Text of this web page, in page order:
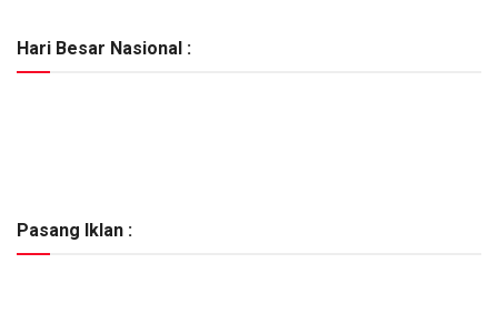
Hari Besar Nasional :
Pasang Iklan :